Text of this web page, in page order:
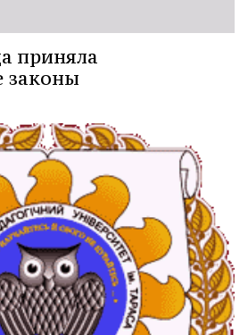
приняла
законы